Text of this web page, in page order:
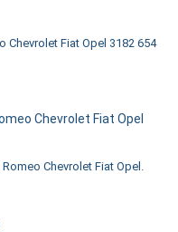
Chevrolet Fiat Opel
Chevrolet Fiat Opel.